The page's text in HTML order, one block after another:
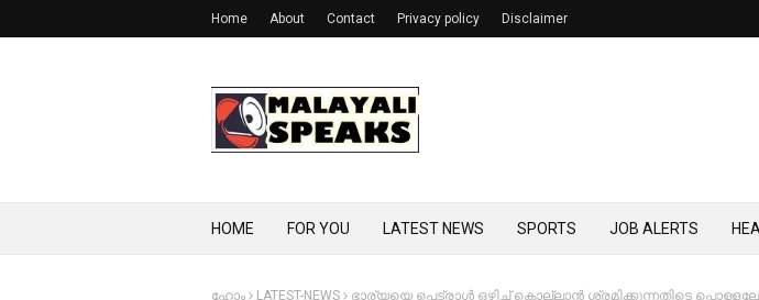
Home About Contact Privacy policy Disclaimer
HOME FOR YOU LATEST NEWS SPORTS JOB ALERTS
ഹോം LATEST-NEWS ഭാര്യയെ പെട്രാള്‍ ഒഴിച്ച്‌ കൊല്ലാന്‍ ശ്രമിക്കുന്നതിടെ